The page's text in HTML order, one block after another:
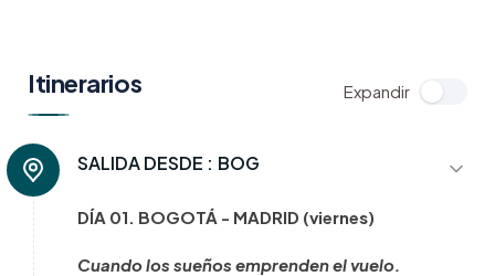
Niños (2-7 años) con
dos adultos
Itinerarios
SALIDA DESDE : BOG
DÍA 01. BOGOTÁ - MADRID (viernes)
Cuando los sueños emprenden el vuelo.